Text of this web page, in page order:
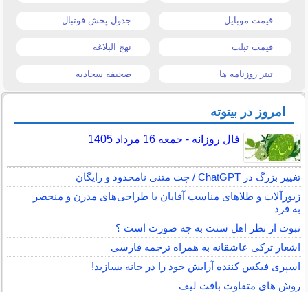
قیمت موبایل جدول پخش فوتبال
قیمت تبلت نهج البلاغه
تیتر روزنامه ها صحیفه سجادیه
امروز در بیتوته
فال روزانه - جمعه 16 مرداد 1405
تغییر بزرگ در ChatGPT / چت متنی نامحدود و رایگان
زیورآلات و طلاهای مناسب آقایان با طراحی‌های مدرن و منحصر
به فرد
نبوت از نظر اهل سنت به چه صورت است ؟
اشعار ترکی عاشقانه به همراه ترجمه فارسی
اسپری فیکس کننده آرایش خود را در خانه بسازید!
روش های متفاوت بافت لیف